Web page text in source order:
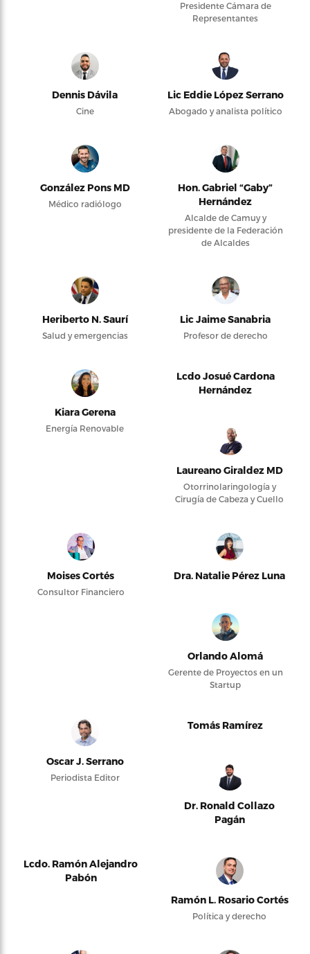
Presidente Cámara de
Representantes
Dennis Dávila
Cine
Lic Eddie López Serrano
Abogado y analista político
González Pons MD
Médico radiólogo
Hon. Gabriel “Gaby”
Hernández
Alcalde de Camuy y
presidente de la Federación
de Alcaldes
Heriberto N. Saurí
Salud y emergencias
Lic Jaime Sanabria
Profesor de derecho
Kiara Gerena
Energía Renovable
Lcdo Josué Cardona
Hernández
Laureano Giraldez MD
Otorrinolaringología y
Cirugía de Cabeza y Cuello
Moises Cortés
Consultor Financiero
Dra. Natalie Pérez Luna
Orlando Alomá
Gerente de Proyectos en un
Startup
Oscar J. Serrano
Periodista Editor
Tomás Ramírez
Dr. Ronald Collazo
Pagán
Lcdo. Ramón Alejandro
Pabón
Ramón L. Rosario Cortés
Política y derecho